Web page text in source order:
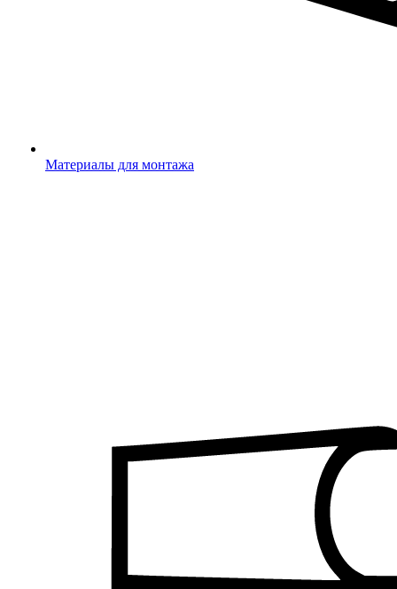
Материалы для монтажа